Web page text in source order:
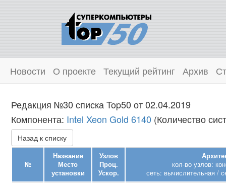
Новости О проекте Текущий рейтинг Архив
Редакция №30 списка Top50 от 02.04.2019
Компонента: Intel Xeon Gold 6140 (Количество
Назад к списку
№
Название
Место
установки
Узлов
Проц.
Ускор.
кол-во узлов:
сеть: вычислительная /